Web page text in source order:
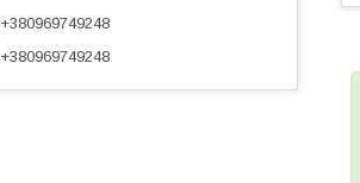
+380969749248
+380969749248